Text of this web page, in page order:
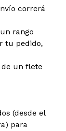
correrá
rango
tu pedido,
de un flete
(desde el
para